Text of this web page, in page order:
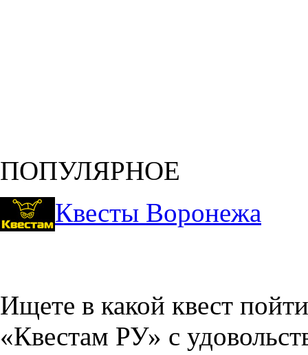
ПОПУЛЯРНОЕ
Квесты Воронежа
Ищете в какой квест
«Квестам РУ» с